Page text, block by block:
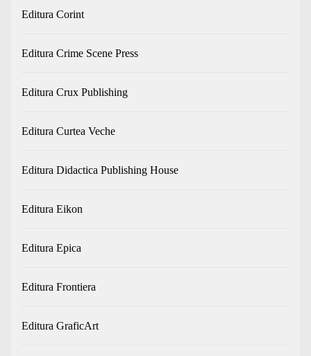
Editura Corint
Editura Crime Scene Press
Editura Crux Publishing
Editura Curtea Veche
Editura Didactica Publishing House
Editura Eikon
Editura Epica
Editura Frontiera
Editura GraficArt